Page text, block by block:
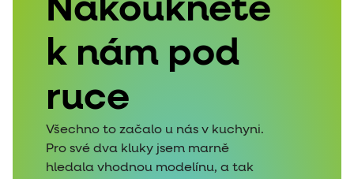
Nakoukněte
k nám pod
ruce
Všechno to začalo u nás v kuchyni.
Pro své dva kluky jsem marně
hledala vhodnou modelínu, a tak